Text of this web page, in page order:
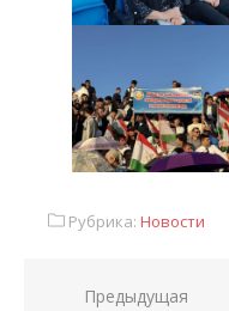
Рубрика: Новости
Предыдущая